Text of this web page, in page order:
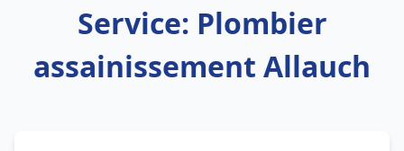
Service: Plombier
assainissement Allauch